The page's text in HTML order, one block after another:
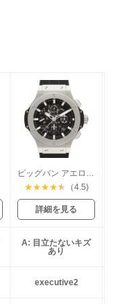
ビッグバン アエロバン スティール
★★★★★ （4.5)
詳細を見る
A: 目立たないキズ
あり
executive2